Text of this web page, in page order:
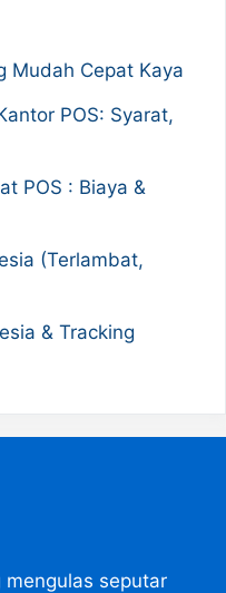
Mudah Cepat Kaya
POS: Syarat,
POS : Biaya &
(Terlambat,
& Tracking
seputar